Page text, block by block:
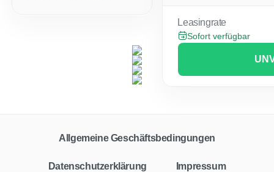
Leasingrate
Sofort verfügbar
Allgemeine Geschäftsbedingungen
Datenschutzerklärung Impressum